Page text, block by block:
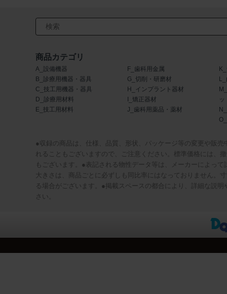
検索キーワード入力
商品カテゴリ
A_設備機器
B_診療用機器・器具
C_技工用機器・器具
D_診療用材料
E_技工用材料
F_歯科用金属
G_切削・研磨材
H_インプラント器材
I_矯正器材
J_歯科用薬品・薬材
ッ
●収録の商品は、仕様、品質、形状、パッケージ等の変更や販
れることもございますので、ご注意ください。標準価格には、
もございます。●表記される物性データ等は、メーカーによっ
大きさは、商品ごとに必ずしも同比率にはなっておりません。
る場合がございます。●掲載スペースの都合により、詳細な説
さい。